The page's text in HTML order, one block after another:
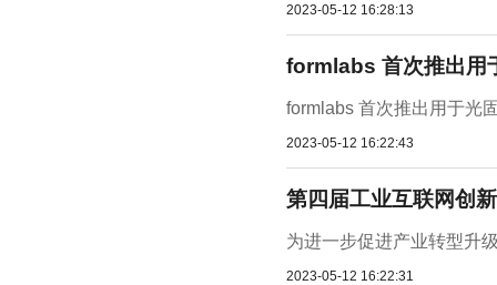
2023-05-12 16:28:13
formlabs 首次推出用
formlabs 首次推出用于光
2023-05-12 16:22:43
第四届工业互联网创
为进一步促进产业转型升
2023-05-12 16:22:31